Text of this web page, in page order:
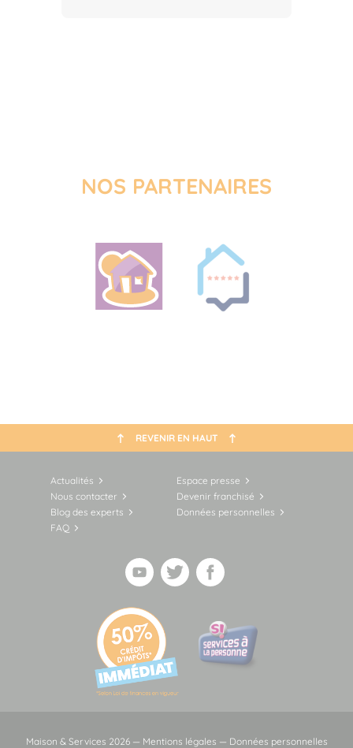
NOS PARTENAIRES
REVENIR EN HAUT
Actualités
Espace presse
Nous contacter
Devenir franchisé
Blog des experts
Données personnelles
FAQ
Maison & Services 2026 — Mentions légales — Données personnelles